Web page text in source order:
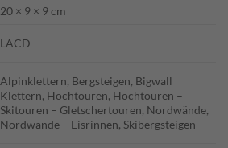
20 × 9 × 9 cm
LACD
Alpinklettern, Bergsteigen, Bigwall
Klettern, Hochtouren, Hochtouren –
Skitouren – Gletschertouren, Nordwände,
Nordwände – Eisrinnen, Skibergsteigen